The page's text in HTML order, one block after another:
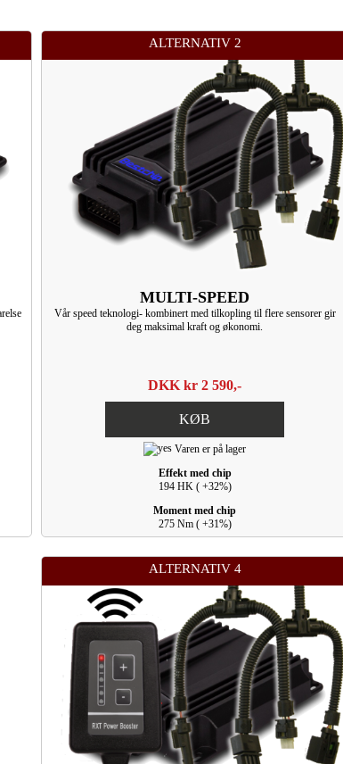
ALTERNATIV 2
MULTI-SPEED
Vår speed teknologi- kombinert med tilkopling til flere sensorer gir
deg maksimal kraft og økonomi.
DKK kr 2 590,-
KØB
Varen er på lager
Effekt med chip
194 HK ( +32%)
Moment med chip
275 Nm ( +31%)
ALTERNATIV 4